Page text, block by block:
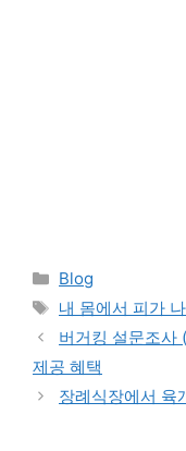
Categories
Blog
Tags
내 몸에서 피가
버거킹 설문조
제공 혜택
장례식장에서 육